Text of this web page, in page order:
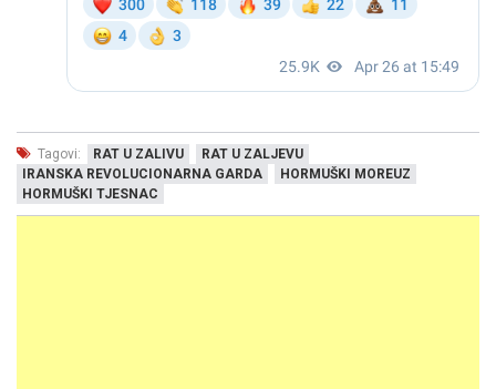
Tagovi: RAT U ZALIVU
RAT U ZALJEVU
IRANSKA REVOLUCIONARNA GARDA
HORMUŠKI MOREUZ
HORMUŠKI TJESNAC